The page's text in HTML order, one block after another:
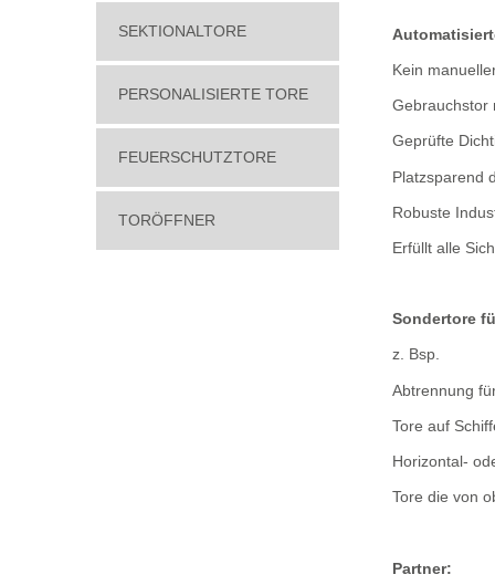
SEKTIONALTORE
PERSONALISIERTE TORE
FEUERSCHUTZTORE
TORÖFFNER
Kein
Gebrauchstor
Geprüfte
Platzsparend
Robuste
Erfüllt alle
Sondertore
z. Bsp.
Abtrennung
Tore auf
Horizontal-
Tore die von
Partner: